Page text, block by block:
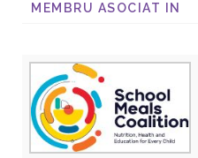
MEMBRU ASOCIAT IN